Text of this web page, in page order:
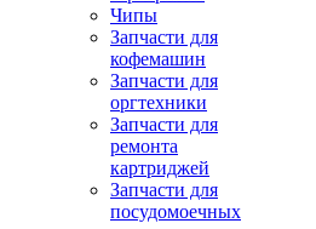
Чипы
Запчасти для
кофемашин
Запчасти для
оргтехники
Запчасти для
ремонта
картриджей
Запчасти для
посудомоечных